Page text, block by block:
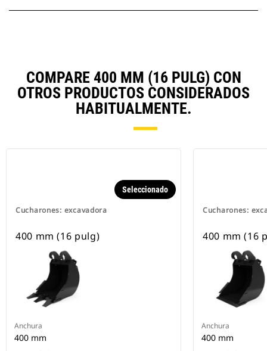
COMPARE 400 MM (16 PULG) CON
OTROS PRODUCTOS CONSIDERADOS
HABITUALMENTE.
Cucharones: excavadora
Seleccionado
400 mm (16 pulg)
Anchura
400 mm
Cucharones:
400 mm (16
Anchura
400 mm